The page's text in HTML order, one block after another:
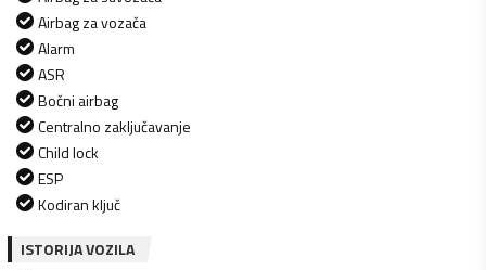
Airbag za vozača
Alarm
ASR
Bočni airbag
Centralno zaključavanje
Child lock
ESP
Kodiran ključ
ISTORIJA VOZILA